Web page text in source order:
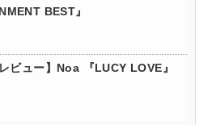
BEST』
ビュー】Noa 『LUCY LOVE』